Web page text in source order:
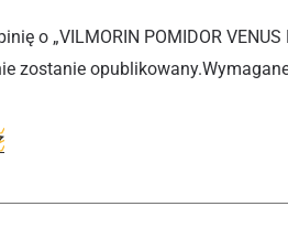
o „VILMORIN POMIDOR VENUS
zostanie opublikowany.